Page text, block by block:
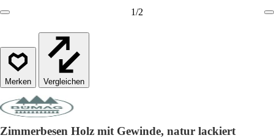
1/2
Vergleichen
Zimmerbesen Holz mit Gewinde, natur lackiert